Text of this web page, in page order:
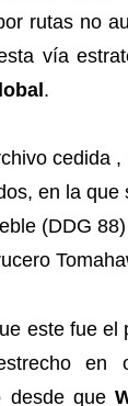
rutas no
vía
.
este fue el
en
desde que